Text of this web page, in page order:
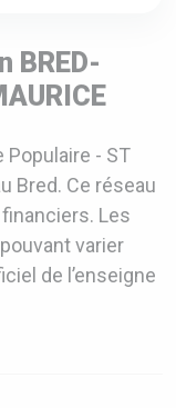
BRED-
Populaire - ST
Bred. Ce réseau
Les
varier
de l’enseigne